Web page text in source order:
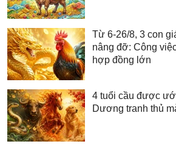
Từ 6-26/8, 3 con
nâng đỡ: Công
hợp đồng lớn
4 tuổi cầu được
Dương tranh thủ